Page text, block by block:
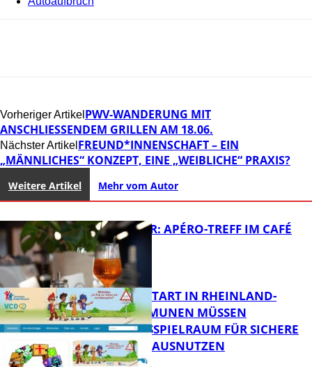
Vorheriger Artikel PWV-WANDERUNG MIT
ANSCHLIESSENDEM GRILLEN AM 18.06.
Nächster Artikel FREUND*INNENSCHAFT – EIN
„MÄNNLICHES“ KONZEPT, EINE „WEIBLICHE“ PRAXIS?
Weitere Artikel Mehr vom Autor
FB Kultur
HOT SUMMER: APÉRO-TREFF IM CAFÉ
LUMA
ZUM SCHULSTART IN RHEINLAND-
PFALZ: KOMMUNEN MÜSSEN
HANDLUNGSSPIELRAUM FÜR SICHERE
SCHULWEGE AUSNUTZEN